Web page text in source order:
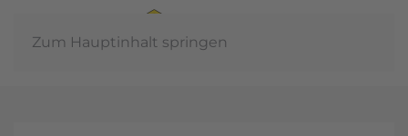
Zum Hauptinhalt springen